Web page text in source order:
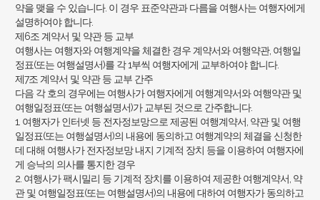
약을 맺을 수 있습니다. 이 경우 표준약관과 다름을 여행사는 여행자에게
설명하여야 합니다.
제6조 계약서 및 약관 등 교부
여행사는 여행자와 여행계약을 체결한 경우 계약서와 여행약관, 여행일
정표(또는 여행설명서)를 각 1부씩 여행자에게 교부하여야 합니다.
제7조 계약서 및 약관 등 교부 간주
다음 각 호의 경우에는 여행사가 여행자에게 여행계약서와 여행약관 및
여행일정표(또는 여행설명서)가 교부된 것으로 간주합니다.
1. 여행자가 인터넷 등 전자정보망으로 제공된 여행계약서, 약관 및 여행
일정표(또는 여행설명서)의 내용에 동의하고 여행계약의 체결을 신청한
데 대해 여행사가 전자정보망 내지 기계적 장치 등을 이용하여 여행자에
게 승낙의 의사를 통지한 경우
2. 여행사가 팩시밀리 등 기계적 장치를 이용하여 제공한 여행계약서, 약
관 및 여행일정표(또는 여행설명서)의 내용에 대하여 여행자가 동의하고